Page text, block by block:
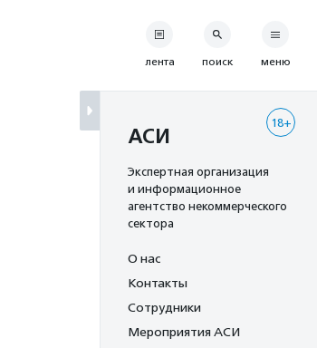
лента поиск меню
18+
АСИ
Экспертная организация
и информационное
агентство некоммерческого
сектора
О нас
Контакты
Сотрудники
Мероприятия АСИ